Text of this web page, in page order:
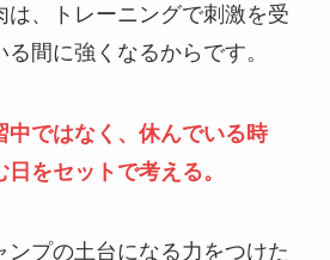
は、トレーニングで刺激を受
間に強くなるからです。
中ではなく、休んでいる時
をセットで考える。
ンプの土台になる力をつけた